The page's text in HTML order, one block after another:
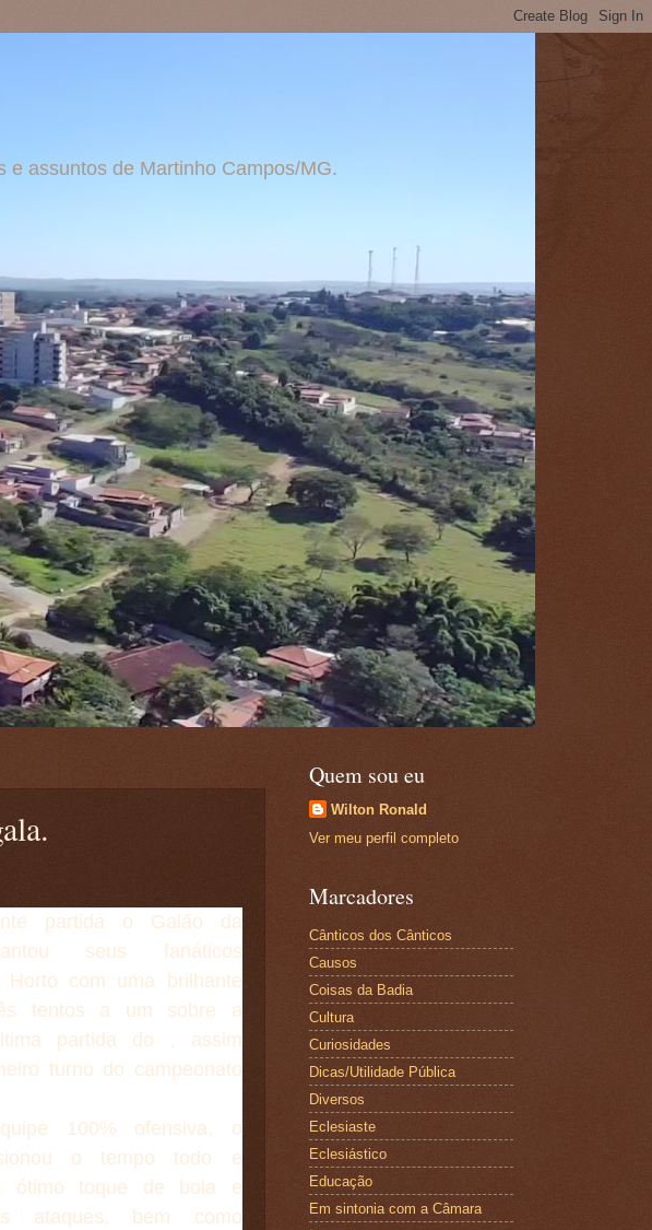
assuntos de Martinho Campos/MG.
partida o Galão da
seus fanáticos
Horto com uma brilhante
tentos a um sobre a
partida do , assim
turno do campeonato
100% ofensiva, o
o tempo todo e
ótimo toque de bola e
ataques, bem como
Quem sou eu
Wilton Ronald
Ver meu perfil completo
Marcadores
Cânticos dos Cânticos
Causos
Coisas da Badia
Cultura
Curiosidades
Dicas/Utilidade Pública
Diversos
Eclesiaste
Eclesiástico
Educação
Em sintonia com a Câmara